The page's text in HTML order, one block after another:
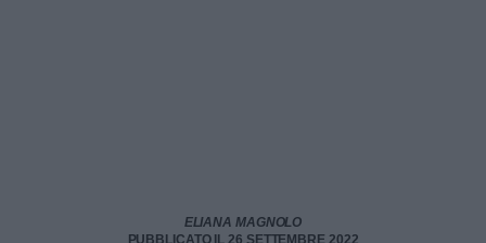
ELIANA MAGNOLO
PUBBLICATO IL 26 SETTEMBRE 2022